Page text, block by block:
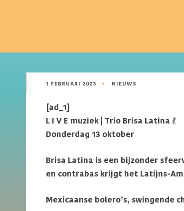
1 FEBRUARI 2023 • NIEUWS
[ad_1]
L I V E muziek | Trio Brisa Latina 💃
Donderdag 13 oktober
Brisa Latina is een bijzonder
en contrabas krijgt het Latijns-
Mexicaanse bolero’s, swingende